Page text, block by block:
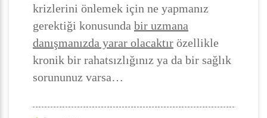
krizlerini önlemek için ne yapmanız
gerektiği konusunda bir uzmana
danışmanızda yarar olacaktır özellikle
kronik bir rahatsızlığınız ya da bir sağlık
sorununuz varsa…